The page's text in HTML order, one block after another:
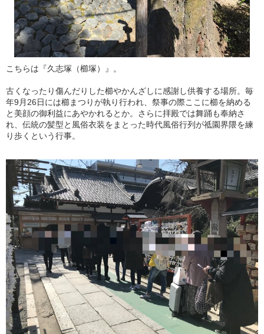
こちらは『久志塚（櫛塚）』。
古くなったり傷んだりした櫛やかんざしに感謝し供養する場所。毎
年9月26日には櫛まつりが執り行われ、祭事の際ここに櫛を納める
と美顔の御利益にあやかれるとか。さらに拝殿では舞踊も奉納さ
れ、伝統の髪型と風俗衣装をまとった時代風俗行列が祗園界隈を練
り歩くという行事。